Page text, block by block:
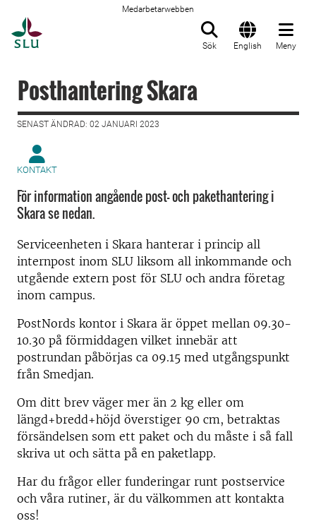
Medarbetarwebben
Sök English Meny
Posthantering Skara
SENAST ÄNDRAD: 02 JANUARI 2023
KONTAKT
För information angående post- och pakethantering i
Skara se nedan.
Serviceenheten i Skara hanterar i princip all
internpost inom SLU liksom all inkommande och
utgående extern post för SLU och andra företag
inom campus.
PostNords kontor i Skara är öppet mellan 09.30-
10.30 på förmiddagen vilket innebär att
postrundan påbörjas ca 09.15 med utgångspunkt
från Smedjan.
Om ditt brev väger mer än 2 kg eller om
längd+bredd+höjd överstiger 90 cm, betraktas
försändelsen som ett paket och du måste i så fall
skriva ut och sätta på en paketlapp.
Har du frågor eller funderingar runt postservice
och våra rutiner, är du välkommen att kontakta
oss!